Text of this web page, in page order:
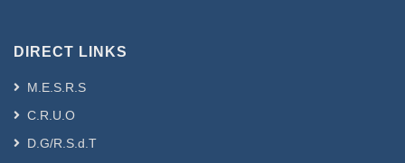
DIRECT LINKS
M.E.S.R.S
C.R.U.O
D.G/R.S.d.T